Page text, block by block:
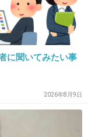
若くいたいの
に聞いてみたい事
2026年8月9日